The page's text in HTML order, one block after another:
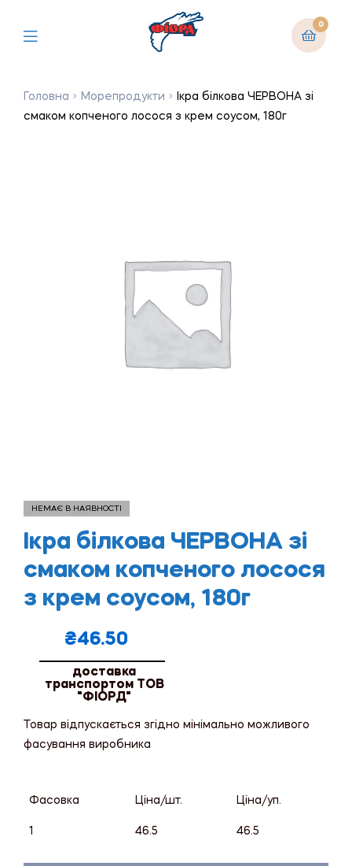
0
Головна Морепродукти
Ікра білкова ЧЕРВОНА зі
смаком копченого лосося з крем соусом, 180г
НЕМАЄ В НАЯВНОСТІ
Ікра білкова ЧЕРВОНА зі
смаком копченого лосося
з крем соусом, 180г
₴46.50
доставка
транспортом ТОВ
"ФІОРД"
Товар відпускається згідно мінімально можливого
фасування виробника
Фасовка Ціна/шт. Ціна/уп.
1 46.5 46.5